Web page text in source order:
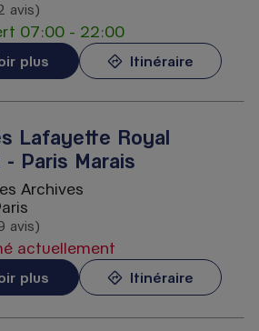
4.9 sur 5
avis)
07:00 - 22:00
plus Itinéraire
Lafayette Royal
- Paris Marais
Archives
4.6 sur 5
avis)
actuellement
plus Itinéraire